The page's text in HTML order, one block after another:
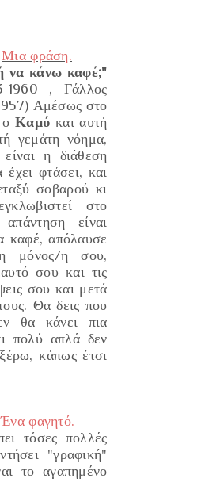
Μια φράση.
να κάνω καφέ;"
1960 , Γάλλος
Αμέσως στο
οΚαμύ και αυτή
γεμάτη νόημα,
η διάθεση
φτάσει, και
σοβαρού κι
στο
είναι
καφέ, απόλαυσε
μόνος/η σου,
σου και τις
σου και μετά
Θα δεις που
θα κάνει πια
πολύ απλά δεν
κάπως έτσι
Ένα φαγητό.
τόσες πολλές
"γραφική"
το αγαπημένο